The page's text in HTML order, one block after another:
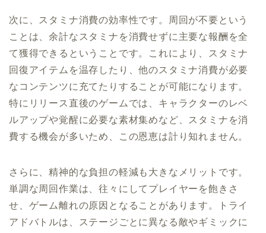
次に、スタミナ消費の効率性です。周回が不要という
ことは、余計なスタミナを消費せずに主要な報酬を全
て獲得できるということです。これにより、スタミナ
回復アイテムを温存したり、他のスタミナ消費が必要
なコンテンツに充てたりすることが可能になります。
特にリリース直後のゲームでは、キャラクターのレベ
ルアップや覚醒に必要な素材集めなど、スタミナを消
費する機会が多いため、この恩恵は計り知れません。
さらに、精神的な負担の軽減も大きなメリットです。
単調な周回作業は、往々にしてプレイヤーを飽きさ
せ、ゲーム離れの原因となることがあります。トライ
アドバトルは、ステージごとに異なる敵やギミックに